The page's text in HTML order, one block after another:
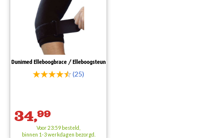
Dunimed Elleboogbrace / Elleboogsteun
(25)
34,99
Voor 23:59 besteld,
binnen 1-3 werkdagen bezorgd.